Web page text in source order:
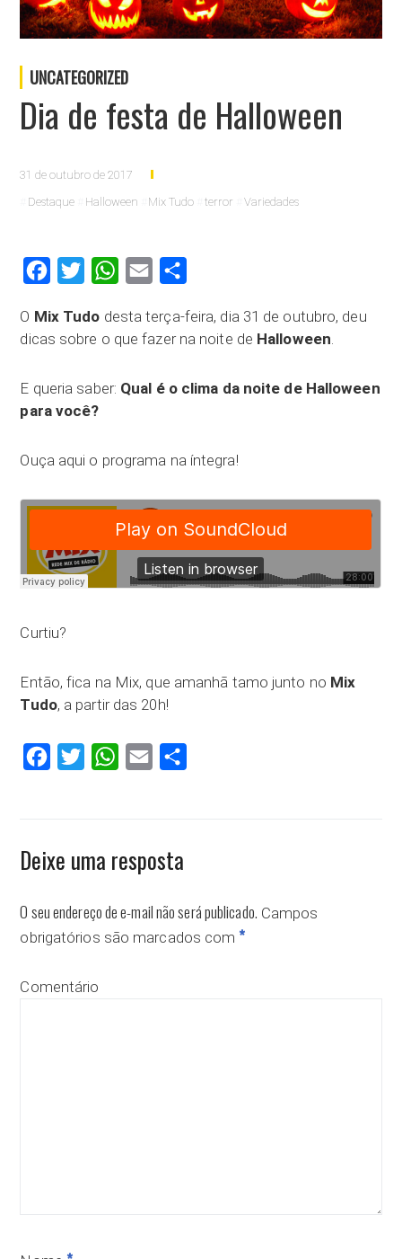
UNCATEGORIZED
Dia de festa de Halloween
31 de outubro de 2017
Destaque
Halloween Mix Tudo terror Variedades
FacebookTwitter WhatsApp
Email
O Mix Tudo desta terça-feira, dia 31 de outubro, deu
dicas sobre o que fazer na noite de Halloween.
E queria saber: Qual é o clima da noite de Halloween
para você?
Ouça aqui o programa na íntegra!
Curtiu?
Então, fica na Mix, que amanhã tamo junto no Mix
Tudo, a partir das 20h!
FacebookTwitter WhatsApp
Email
Deixe uma resposta
O seu endereço de e-mail não será publicado. Campos
obrigatórios são marcados com *
Comentário